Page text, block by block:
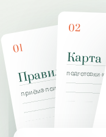
01
Правила
приёма психиатра
02
Карта
подготовки